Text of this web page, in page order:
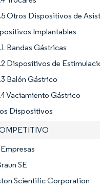
Otros Dispositivos de
Implantables
Bandas Gástricas
Dispositivos de
Balón Gástrico
Vaciamiento Gástrico
Dispositivos
SE
Scientific Corporation